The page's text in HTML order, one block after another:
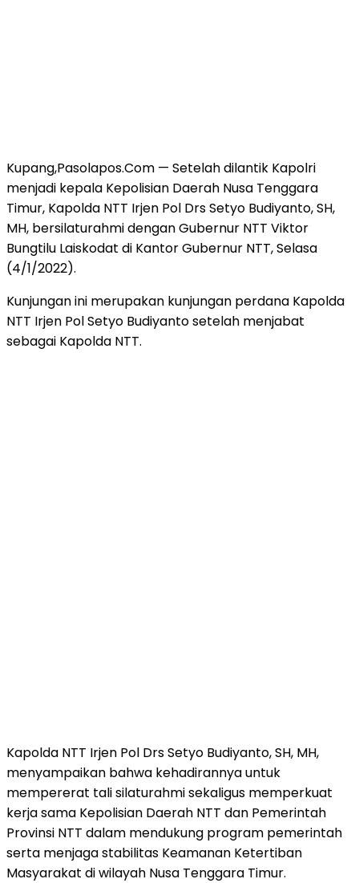
Kupang,Pasolapos.Com — Setelah dilantik Kapolri
menjadi kepala Kepolisian Daerah Nusa Tenggara
Timur, Kapolda NTT Irjen Pol Drs Setyo Budiyanto, SH,
MH, bersilaturahmi dengan Gubernur NTT Viktor
Bungtilu Laiskodat di Kantor Gubernur NTT, Selasa
(4/1/2022).
Kunjungan ini merupakan kunjungan perdana Kapolda
NTT Irjen Pol Setyo Budiyanto setelah menjabat
sebagai Kapolda NTT.
Kapolda NTT Irjen Pol Drs Setyo Budiyanto, SH, MH,
menyampaikan bahwa kehadirannya untuk
mempererat tali silaturahmi sekaligus memperkuat
kerja sama Kepolisian Daerah NTT dan Pemerintah
Provinsi NTT dalam mendukung program pemerintah
serta menjaga stabilitas Keamanan Ketertiban
Masyarakat di wilayah Nusa Tenggara Timur.